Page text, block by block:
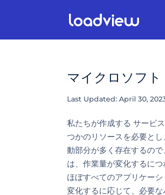
マイクロソフ
Last Updated: April 30,
私たちが作成する サービ
つかのリソースを必要と
動部分が多く存在するの
は、作業量が変化するに
ほぼすべてのアプリケー
変化するに応じて、必要